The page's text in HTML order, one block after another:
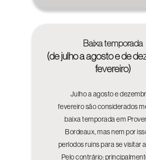
Baixa temporada
(de julho a agosto e de
fevereiro)
Julho a agosto e
fevereiro são considerados
baixa temporada em
Bordeaux, mas nem por
períodos ruins para se visitar
Pelo contrário: